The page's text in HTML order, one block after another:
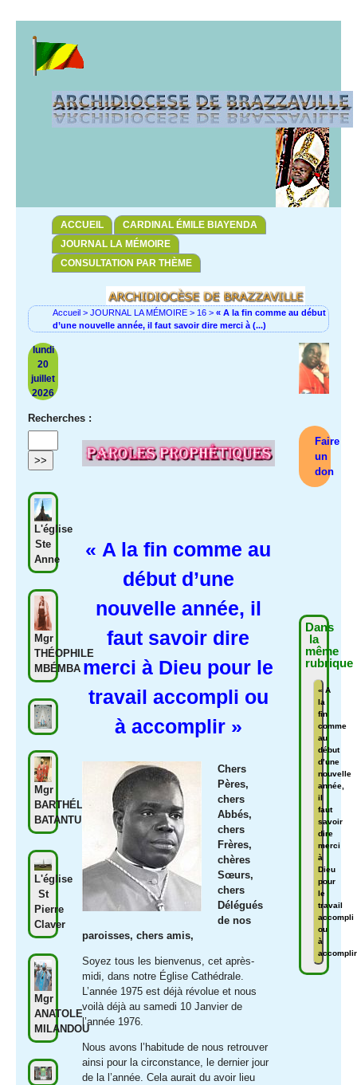
ACCUEIL
CARDINAL ÉMILE BIAYENDA
JOURNAL LA MÉMOIRE
CONSULTATION PAR THÈME
Accueil > JOURNAL LA MÉMOIRE > 16 > « A la fin comme au début
d’une nouvelle année, il faut savoir dire merci à (...)
lundi
20
juillet
2026
Recherches :
L'église
Ste
Anne
Mgr
THÉOPHILE
MBÉMBA
Mgr
BARTHÉLÉMY
BATANTU
L'église
St
Pierre
Claver
Mgr
ANATOLE
MILANDOU
« A la fin comme au
début d’une
nouvelle année, il
faut savoir dire
merci à Dieu pour le
travail accompli ou
à accomplir »
Chers
Pères,
chers
Abbés,
chers
Frères,
chères
Sœurs,
chers
Délégués
de nos
paroisses, chers amis,
Soyez tous les bienvenus, cet après-
midi, dans notre Église Cathédrale.
L’année 1975 est déjà révolue et nous
voilà déjà au samedi 10 Janvier de
l’année 1976.
Nous avons l’habitude de nous retrouver
ainsi pour la circonstance, le dernier jour
de la l’année. Cela aurait du avoir lieu
Faire
un
don
Dans
la
même
rubrique
« A
la
fin
comme
au
début
d’une
nouvelle
année,
il
faut
savoir
dire
merci
à
Dieu
pour
le
travail
accompli
ou
à